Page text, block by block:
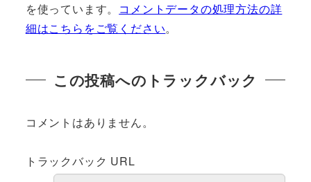
を使っています。 コメントデータの処理方法の詳
細はこちらをご覧ください。
この投稿へのトラックバック
コメントはありません。
トラックバック URL